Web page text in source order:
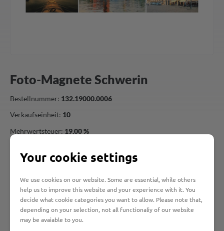
Foto-Magnete Schwerin
Bestellnummer: 132.19000.0006
Verkaufseinheit: 10
Mehrwertsteuer: 19,00 %
Als Händler oder Wiederverkäufer können Sie sich hier schnell
Bitte beachten Sie, dass wir ausschließlich Geschäftskunden
beliefern.
Your cookie settings
We use cookies on our website. Some are essential, while others
help us to improve this website and your experience with it. You
decide what cookie categories you want to allow. Please note that,
depending on your selection, not all functionaliy of our website
may be avaiable to you.